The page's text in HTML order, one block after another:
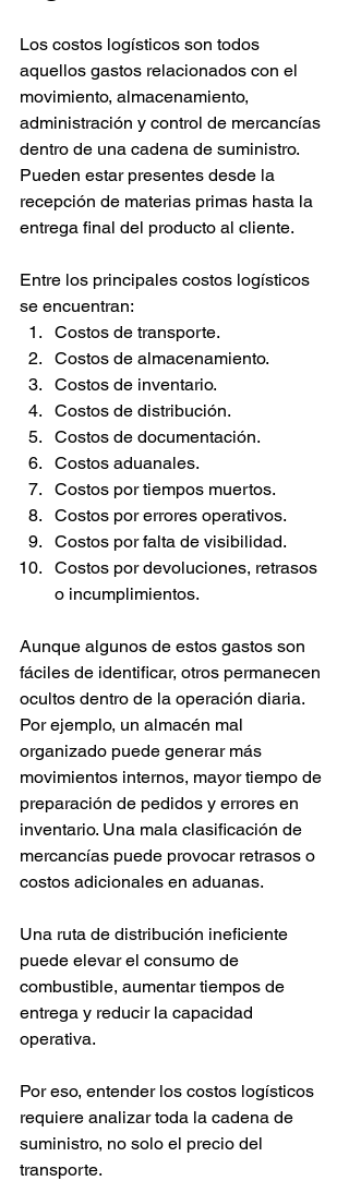
Los costos logísticos son todos
aquellos gastos relacionados con el
movimiento, almacenamiento,
administración y control de mercancías
dentro de una cadena de suministro.
Pueden estar presentes desde la
recepción de materias primas hasta la
entrega final del producto al cliente.
Entre los principales costos logísticos
se encuentran:
Costos de transporte.
Costos de almacenamiento.
Costos de inventario.
Costos de distribución.
Costos de documentación.
Costos aduanales.
Costos por tiempos muertos.
Costos por errores operativos.
Costos por falta de visibilidad.
Costos por devoluciones, retrasos
o incumplimientos.
Aunque algunos de estos gastos son
fáciles de identificar, otros permanecen
ocultos dentro de la operación diaria.
Por ejemplo, un almacén mal
organizado puede generar más
movimientos internos, mayor tiempo de
preparación de pedidos y errores en
inventario. Una mala clasificación de
mercancías puede provocar retrasos o
costos adicionales en aduanas.
Una ruta de distribución ineficiente
puede elevar el consumo de
combustible, aumentar tiempos de
entrega y reducir la capacidad
operativa.
Por eso, entender los costos logísticos
requiere analizar toda la cadena de
suministro, no solo el precio del
transporte.